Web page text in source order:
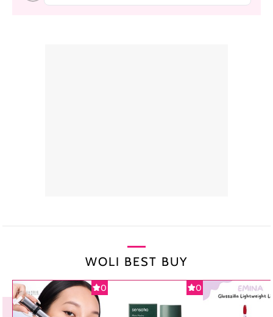
WOLI BEST BUY
0 0